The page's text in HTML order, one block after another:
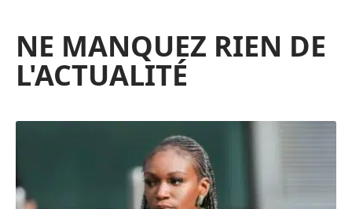
NE MANQUEZ RIEN DE
L'ACTUALITÉ